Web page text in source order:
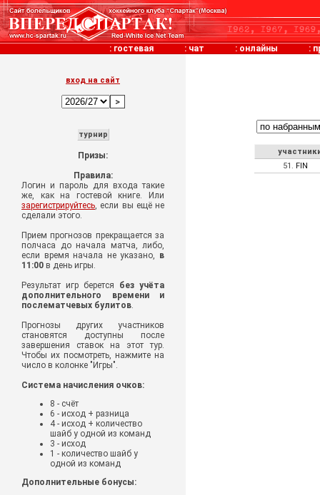
: гостевая : чат : онлайны :
вход на сайт
турнир
Призы:
Правила:
Логин и пароль для входа такие
же, как на гостевой книге. Или
зарегистрируйтесь, если вы ещё не
сделали этого.
Прием прогнозов прекращается за
полчаса до начала матча, либо,
если время начала не указано, в
11:00 в день игры.
Результат игр берется без учёта
дополнительного времени и
послематчевых булитов.
Прогнозы других участников
становятся доступны после
завершения ставок на этот тур.
Чтобы их посмотреть, нажмите на
число в колонке "Игры".
Система начисления очков:
8 - счёт
6 - исход + разница
4 - исход + количество
шайб у одной из команд
3 - исход
1 - количество шайб у
одной из команд
Дополнительные бонусы:
51. FIN